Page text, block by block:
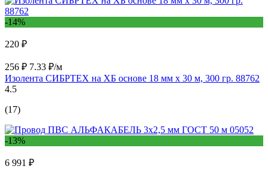
-14%
220 ₽
256 ₽ 7.33 ₽/м
Изолента СИБРТЕХ на ХБ основе 18 мм х 30 м, 300 гр. 88762
4.5
(17)
-13%
6 991 ₽